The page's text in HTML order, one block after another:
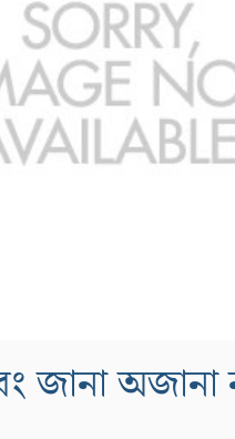
জানা অজানা